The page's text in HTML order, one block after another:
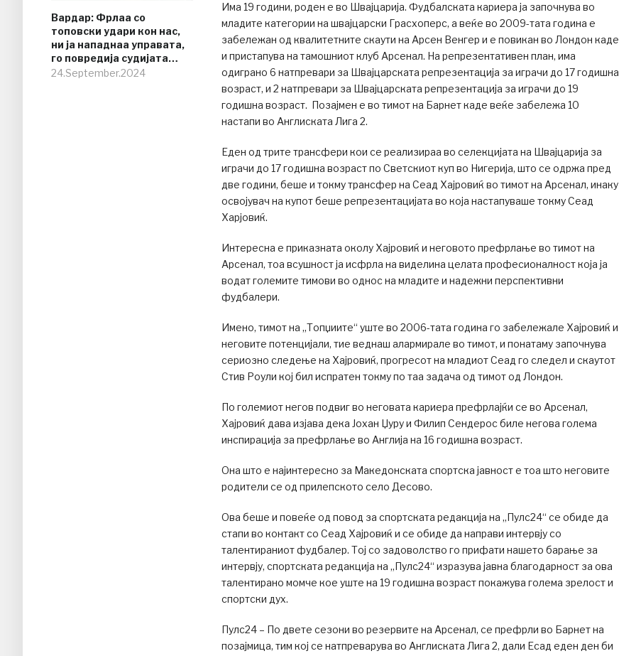
Вардар: Фрлаа со
топовски удари кон нас,
ни ја нападнаа управата,
го повредија судијата…
24.September.2024
Има 19 години, роден е во Швајцарија. Фудбалската кариера ја започнува во
младите категории на швајцарски Грасхоперс, а веќе во 2009-тата година е
забележан од квалитетните скаути на Арсен Венгер и е повикан во Лондон каде
и пристапува на тамошниот клуб Арсенал. На репрезентативен план, има
одиграно 6 натпревари за Швајцарската репрезентација за играчи до 17 годишна
возраст, и 2 натпревари за Швајцарската репрезентација за играчи до 19
годишна возраст. Позајмен е во тимот на Барнет каде веќе забележа 10
настапи во Англиската Лига 2.
Еден од трите трансфери кои се реализираа во селекцијата на Швајцарија за
играчи до 17 годишна возраст по Светскиот куп во Нигерија, што се одржа пред
две години, беше и токму трансфер на Сеад Хајровиќ во тимот на Арсенал, инаку
освојувач на купот беше репрезентацијата во која настапуваше токму Сеад
Харјовиќ.
Интересна е приказната околу Хајровиќ и неговото префрлање во тимот на
Арсенал, тоа всушност ја исфрла на виделина целата професионалност која ја
водат големите тимови во однос на младите и надежни перспективни
фудбалери.
Имено, тимот на „Топџиите“ уште во 2006-тата година го забележале Хајровиќ и
неговите потенцијали, тие веднаш алармирале во тимот, и понатаму започнува
сериозно следење на Хајровиќ, прогресот на младиот Сеад го следел и скаутот
Стив Роули кој бил испратен токму по таа задача од тимот од Лондон.
По големиот негов подвиг во неговата кариера префрлајќи се во Арсенал,
Хајровиќ дава изјава дека Јохан Џуру и Филип Сендерос биле негова голема
инспирација за префрлање во Англија на 16 годишна возраст.
Она што е најинтересно за Македонската спортска јавност е тоа што неговите
родители се од прилепското село Десово.
Ова беше и повеќе од повод за спортската редакција на „Пулс24“ се обиде да
стапи во контакт со Сеад Хајровиќ и се обиде да направи интервју со
талентираниот фудбалер. Тој со задоволство го прифати нашето барање за
интервју, спортската редакција на „Пулс24“ изразува јавна благодарност за ова
талентирано момче кое уште на 19 годишна возраст покажува голема зрелост и
спортски дух.
Пулс24 – По двете сезони во резервите на Арсенал, се префрли во Барнет на
позајмица, тим кој се натпреварува во Англиската Лига 2, дали Есад еден ден би